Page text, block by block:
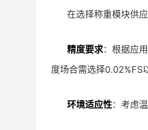
在选择称重模块供
精度要求：根据应
度场合需选择0.02%FS
环境适应性：考虑